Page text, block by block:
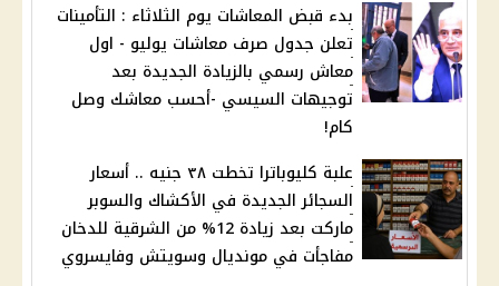
بدء قبض المعاشات يوم الثلاثاء : التأمينات
تعلن جدول صرف معاشات يوليو - اول
معاش رسمي بالزيادة الجديدة بعد
توجيهات السيسي -أحسب معاشك وصل
كام!
علبة كليوباترا تخطت ٣٨ جنيه .. أسعار
السجائر الجديدة في الأكشاك والسوبر
ماركت بعد زيادة 12% من الشرقية للدخان
مفاجأت في مونديال وسويتش وفايسروي